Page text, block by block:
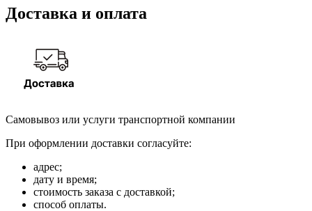
Доставка и оплата
Самовывоз или услуги транспортной компании
При оформлении доставки согласуйте:
адрес;
дату и время;
стоимость заказа с доставкой;
способ оплаты.